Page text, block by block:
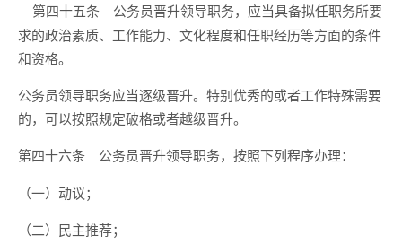
第四十五条
公务员晋升领导职务，应当具备拟任职务所要
求的政治素质、工作能力、文化程度和任职经历等方面的条件
和资格。
公务员领导职务应当逐级晋升。特别优秀的或者工作特殊需要
的，可以按照规定破格或者越级晋升。
第四十六条
公务员晋升领导职务，按照下列程序办理：
（一）动议；
（二）民主推荐；